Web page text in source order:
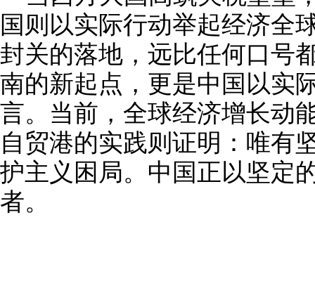
国则以实际行动举起经济全
封关的落地，远比任何口号
南的新起点，更是中国以实
言。当前，全球经济增长动
自贸港的实践则证明：唯有
护主义困局。中国正以坚定
者。